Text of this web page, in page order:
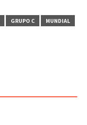
GRUPO C
MUNDIAL